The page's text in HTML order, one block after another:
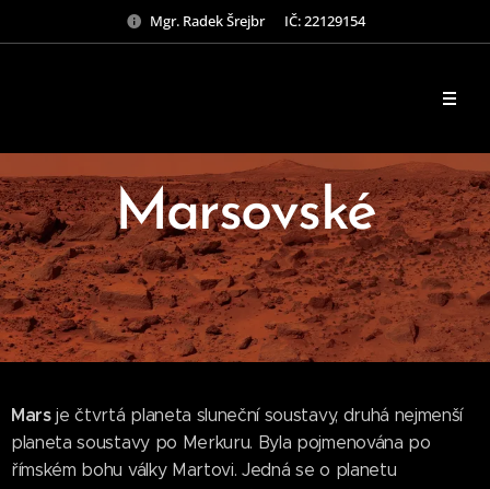
Mgr. Radek Šrejbr IČ: 22129154
Marsovské
Marsje čtvrtá planeta sluneční soustavy, druhá nejmenší
planeta soustavy po Merkuru. Byla pojmenována po
římském bohu války Martovi. Jedná se o planetu